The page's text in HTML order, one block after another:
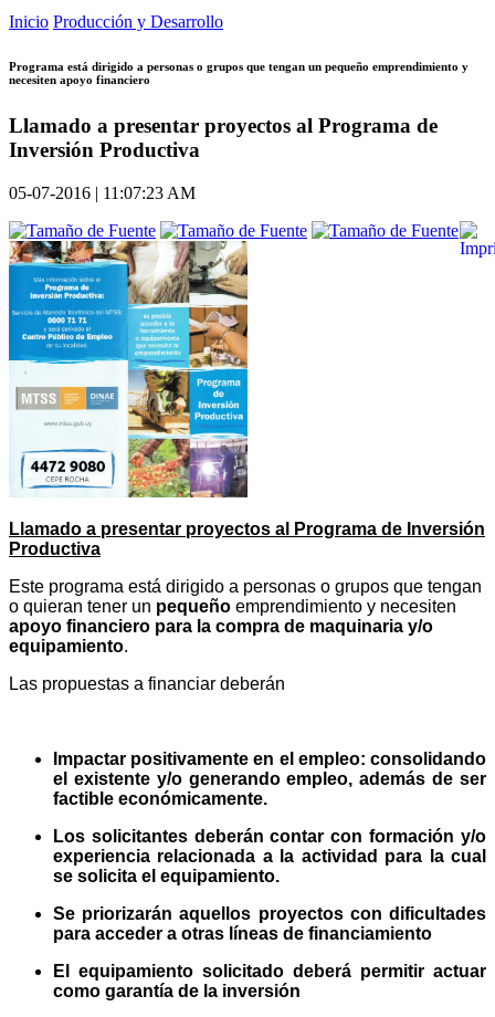
Inicio Producción y Desarrollo
Programa está dirigido a personas o grupos que tengan un pequeño emprendimiento y
necesiten apoyo financiero
Llamado a presentar proyectos al Programa de
Inversión Productiva
05-07-2016 | 11:07:23 AM
Llamado a presentar proyectos al Programa de Inversión
Productiva
Este programa está dirigido a personas o grupos que tengan
o quieran tener un pequeño emprendimiento y necesiten
apoyo financiero para la compra de maquinaria y/o
equipamiento.
Las propuestas a financiar deberán
Impactar positivamente en el empleo: consolidando
el existente y/o generando empleo, además de ser
factible económicamente.
Los solicitantes deberán contar con formación y/o
experiencia relacionada a la actividad para la cual
se solicita el equipamiento.
Se priorizarán aquellos proyectos con dificultades
para acceder a otras líneas de financiamiento
El equipamiento solicitado deberá permitir actuar
como garantía de la inversión